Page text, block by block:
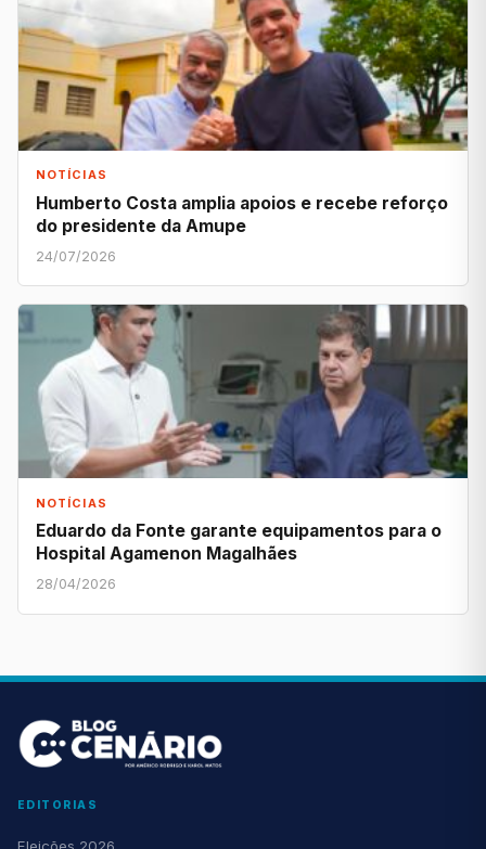
NOTÍCIAS
Humberto Costa amplia apoios e recebe reforço
do presidente da Amupe
24/07/2026
NOTÍCIAS
Eduardo da Fonte garante equipamentos para o
Hospital Agamenon Magalhães
28/04/2026
EDITORIAS
Eleições 2026